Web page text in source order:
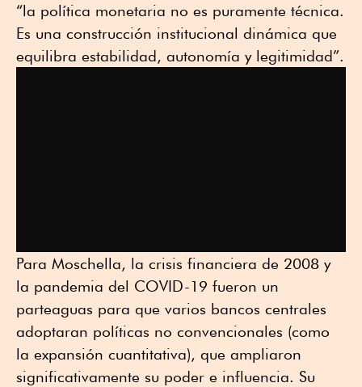
“la política monetaria no es puramente técnica.
Es una construcción institucional dinámica que
equilibra estabilidad, autonomía y legitimidad”.
Para Moschella, la crisis financiera de 2008 y
la pandemia del COVID-19 fueron un
parteaguas para que varios bancos centrales
adoptaran políticas no convencionales (como
la expansión cuantitativa), que ampliaron
significativamente su poder e influencia. Su